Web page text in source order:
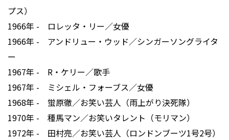
プス）
1966年 - ロレッタ・リー／女優
1966年 - アンドリュー・ウッド／シンガーソングライタ
ー
1967年 - R・ケリー／歌手
1967年 - ミシェル・フォーブス／女優
1968年 - 蛍原徹／お笑い芸人（雨上がり決死隊）
1970年 - 種馬マン／お笑いタレント（モリマン）
1972年 - 田村亮／お笑い芸人（ロンドンブーツ1号2号）